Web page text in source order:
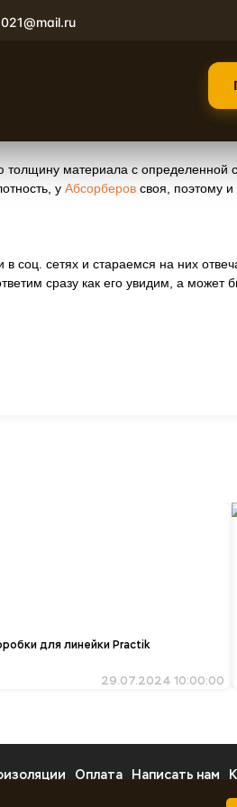
в 50 кг, которую вы не
примерно на 1 секунду... Но
скорости, который вы получаете
звука?
толщину материала с
у Абсорберов своя, поэтому
сетях и стараемся на них
сразу как его увидим, а может
для линейки Practik
29.07.2024 10:00:00
Оплата Написать нам